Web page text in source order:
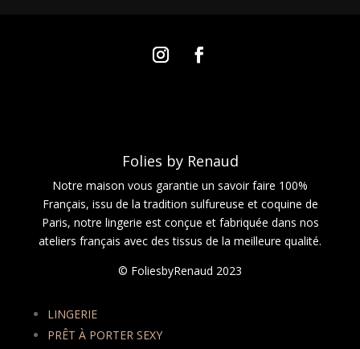
Folies by Renaud
Notre maison vous garantie un savoir faire 100%
Français, issu de la tradition sulfureuse et coquine de
Paris, notre lingerie est conçue et fabriquée dans nos
ateliers français avec des tissus de la meilleure qualité.
© FoliesbyRenaud 2023
LINGERIE
PRÊT À PORTER SEXY